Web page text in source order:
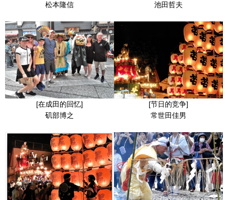
松本隆信
池田哲夫
[在成田的回忆]
矶部博之
[节日的竞争]
常世田佳男